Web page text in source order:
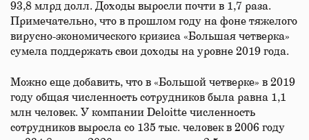
93,8 млрд долл. Доходы выросли почти в 1,7 раза.
Примечательно, что в прошлом году на фоне тяжелого
вирусно-экономического кризиса «Большая четверка»
сумела поддержать свои доходы на уровне 2019 года.
Можно еще добавить, что в «Большой четверке» в 2019
году общая численность сотрудников была равна 1,1
млн человек. У компании Deloitte численность
сотрудников выросла со 135 тыс. человек в 2006 году